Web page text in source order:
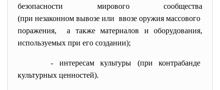
безопасности мирового сообщества
(при незаконном вывозе или ввозе оружия массового
поражения, а также материалов и оборудования,
используемых при его создании);
- интересам культуры (при контрабанде
культурных ценностей).